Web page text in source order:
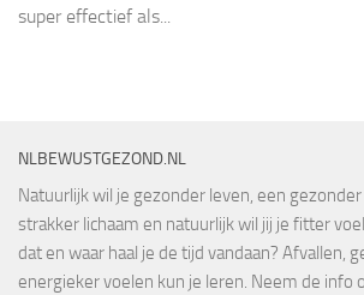
super effectief als...
NLBEWUSTGEZOND.NL
Natuurlijk wil je gezonder leven, een
strakker lichaam en natuurlijk wil jij je fitter
dat en waar haal je de tijd vandaan? Afvallen,
energieker voelen kun je leren. Neem de info